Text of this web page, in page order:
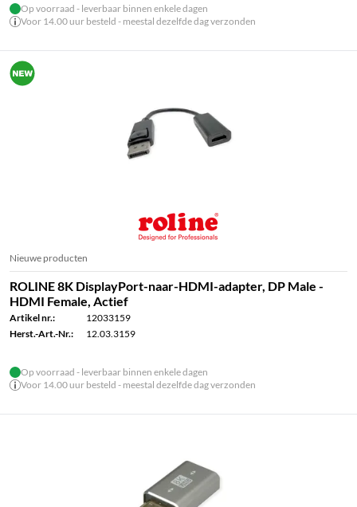
Op voorraad - leverbaar binnen enkele dagen
Voor 14.00 uur besteld - meestal dezelfde dag verzonden
Nieuwe producten
ROLINE 8K DisplayPort-naar-HDMI-adapter, DP Male -
HDMI Female, Actief
Artikel nr.:
12033159
Herst.-Art.-Nr.:
12.03.3159
Op voorraad - leverbaar binnen enkele dagen
Voor 14.00 uur besteld - meestal dezelfde dag verzonden